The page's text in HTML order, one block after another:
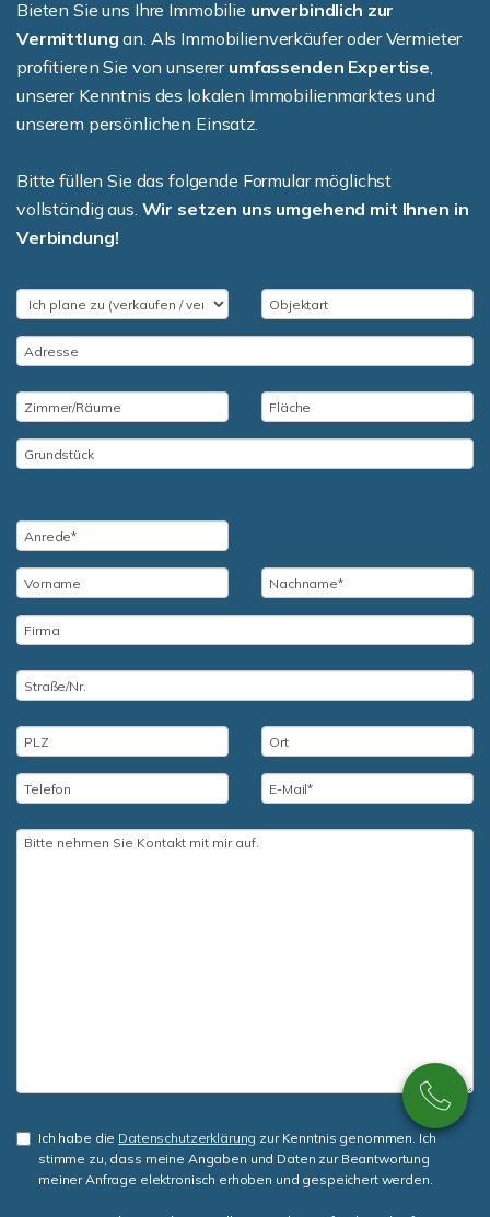
Bieten Sie uns Ihre Immobilie unverbindlich zur
Vermittlung an. Als Immobilienverkäufer oder Vermieter
profitieren Sie von unserer umfassenden Expertise,
unserer Kenntnis des lokalen Immobilienmarktes und
unserem persönlichen Einsatz.
Bitte füllen Sie das folgende Formular möglichst
vollständig aus. Wir setzen uns umgehend mit Ihnen in
Verbindung!
Ich habe die Datenschutzerklärung zur Kenntnis genommen. Ich
stimme zu, dass meine Angaben und Daten zur Beantwortung
meiner Anfrage elektronisch erhoben und gespeichert werden.